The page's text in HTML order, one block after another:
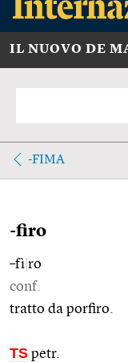
IL NUOVO DE
-FIMA
-firo
–fì ro
conf.
tratto da porfiro.
TS petr.